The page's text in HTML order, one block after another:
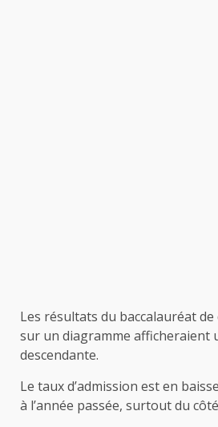
Les résultats du baccalauréat
sur un diagramme afficheraient
descendante.
Le taux d’admission est en
à l’année passée, surtout du